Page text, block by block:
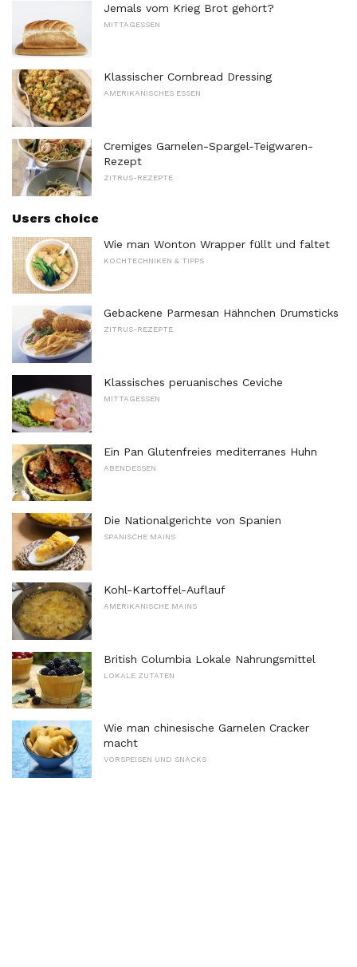
Jemals vom Krieg Brot gehört?
MITTAGESSEN
Klassischer Cornbread Dressing
AMERIKANISCHES ESSEN
Cremiges Garnelen-Spargel-Teigwaren-
Rezept
ZITRUS-REZEPTE
Users choice
Wie man Wonton Wrapper füllt und faltet
KOCHTECHNIKEN & TIPPS
Gebackene Parmesan Hähnchen Drumsticks
ZITRUS-REZEPTE
Klassisches peruanisches Ceviche
MITTAGESSEN
Ein Pan Glutenfreies mediterranes Huhn
ABENDESSEN
Die Nationalgerichte von Spanien
SPANISCHE MAINS
Kohl-Kartoffel-Auflauf
AMERIKANISCHE MAINS
British Columbia Lokale Nahrungsmittel
LOKALE ZUTATEN
Wie man chinesische Garnelen Cracker
macht
VORSPEISEN UND SNACKS